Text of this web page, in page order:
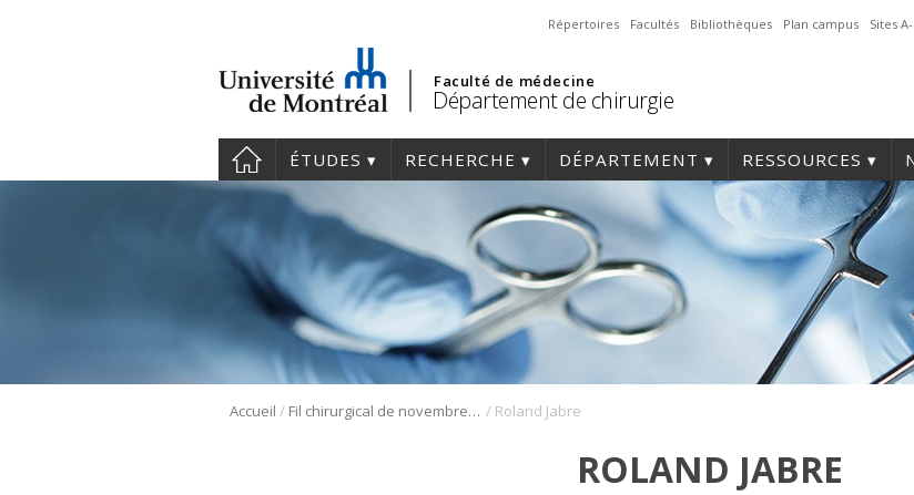
Répertoires Facultés Bibliothèques Plan campus Sites
Faculté de médecine
Département de chirurgie
ÉTUDES RECHERCHE DÉPARTEMENT RESSOURCES
Accueil / Fil chirurgical de novembre 2023 | Nouveaux professeurs / Roland Jabre
ROLAND JABRE